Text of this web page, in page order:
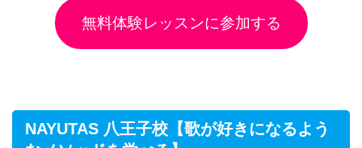
無料体験レッスンに参加する
NAYUTAS 八王子校【歌が好きになるよう